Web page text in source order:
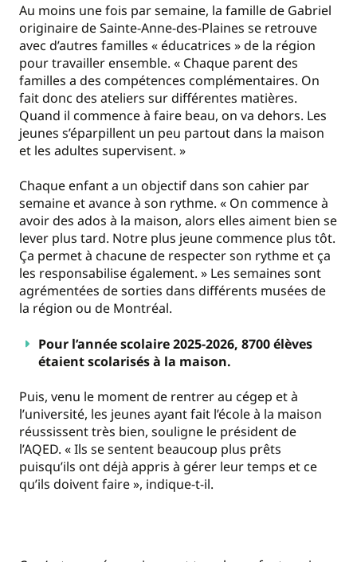
Au moins une fois par semaine, la famille de Gabriel
originaire de Sainte-Anne-des-Plaines se retrouve
avec d’autres familles « éducatrices » de la région
pour travailler ensemble. « Chaque parent des
familles a des compétences complémentaires. On
fait donc des ateliers sur différentes matières.
Quand il commence à faire beau, on va dehors. Les
jeunes s’éparpillent un peu partout dans la maison
et les adultes supervisent. »
Chaque enfant a un objectif dans son cahier par
semaine et avance à son rythme. « On commence à
avoir des ados à la maison, alors elles aiment bien se
lever plus tard. Notre plus jeune commence plus tôt.
Ça permet à chacune de respecter son rythme et ça
les responsabilise également. » Les semaines sont
agrémentées de sorties dans différents musées de
la région ou de Montréal.
Pour l’année scolaire 2025-2026, 8700 élèves
étaient scolarisés à la maison.
Puis, venu le moment de rentrer au cégep et à
l’université, les jeunes ayant fait l’école à la maison
réussissent très bien, souligne le président de
l’AQED. « Ils se sentent beaucoup plus prêts
puisqu’ils ont déjà appris à gérer leur temps et ce
qu’ils doivent faire », indique-t-il.